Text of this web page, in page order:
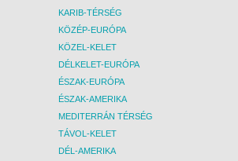
KARIB-TÉRSÉG
KÖZÉP-EURÓPA
KÖZEL-KELET
DÉLKELET-EURÓPA
ÉSZAK-EURÓPA
ÉSZAK-AMERIKA
MEDITERRÁN TÉRSÉG
TÁVOL-KELET
DÉL-AMERIKA